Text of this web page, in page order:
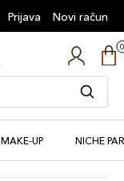
Prijava Novi račun
MAKE-UP NICHE